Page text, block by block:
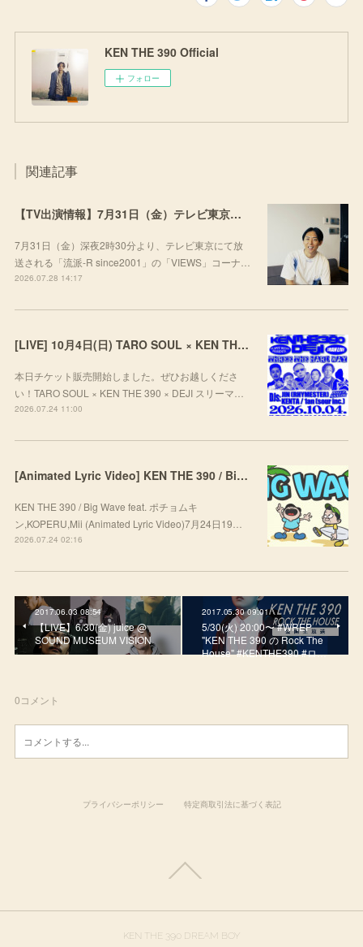
KEN THE 390 Official
フォロー
関連記事
【TV出演情報】7月31日（金）テレビ東京「流派-R since2001」
7月31日（金）深夜2時30分より、テレビ東京にて放
送される「流派-R since2001」の「VIEWS」コーナ…
2026.07.28 14:17
[LIVE] 10月4日(日) TARO SOUL × KEN THE 390 × DEJI スリーマンLIVE "THREE THE HARD WAY” @ ORD. 代官山
本日チケット販売開始しました。ぜひお越しくださ
い！TARO SOUL × KEN THE 390 × DEJI スリーマ…
2026.07.24 11:00
[Animated Lyric Video] KEN THE 390 / Big Wave feat. ポチョムキン,KOPERU,Mii
KEN THE 390 / Big Wave feat. ポチョムキ
ン,KOPERU,Mii (Animated Lyric Video)7月24日19…
2026.07.24 02:16
2017.06.03 08:54
【LIVE】6/30(金) juice @
SOUND MUSEUM VISION
2017.05.30 09:01
5/30(火) 20:00〜 #WREP
"KEN THE 390 の Rock The
House" #KENTHE390 #ロ…
0コメント
プライバシーポリシー 特定商取引法に基づく表記
KEN THE 390 DREAM BOY